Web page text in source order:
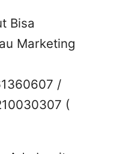
Bisa
Marketing
/
(